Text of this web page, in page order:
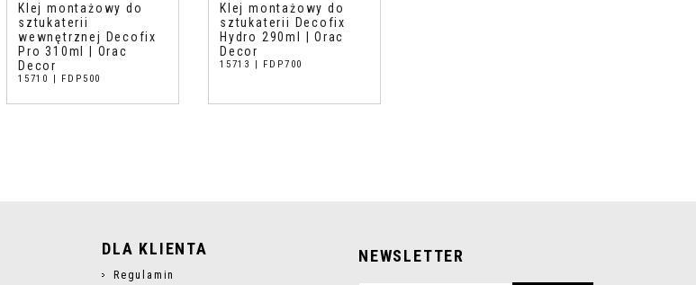
Klej montażowy do
sztukaterii
wewnętrznej Decofix
Pro 310ml | Orac
Decor
15710 | FDP500
Klej montażowy do
sztukaterii Decofix
Hydro 290ml | Orac
Decor
15713 | FDP700
DLA KLIENTA
Regulamin
NEWSLETTER